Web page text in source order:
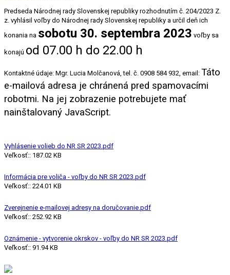
Predseda Národnej rady Slovenskej republiky rozhodnutím č. 204/2023 Z.
z. vyhlásil voľby do Národnej rady Slovenskej republiky a určil deň ich
konania na sobotu 30. septembra 2023 voľby sa
konajú od 07.00 h do 22.00 h
Kontaktné údaje: Mgr. Lucia Molčanová, tel. č. 0908 584 932, email: Táto
e-mailová adresa je chránená pred spamovacími
robotmi. Na jej zobrazenie potrebujete mať
nainštalovaný JavaScript.
Vyhlásenie volieb do NR SR 2023.pdf
Veľkosť:: 187.02 KB
Informácia pre voliča - voľby do NR SR 2023.pdf
Veľkosť:: 224.01 KB
Zverejnenie e-mailovej adresy na doručovanie.pdf
Veľkosť:: 252.92 KB
Oznámenie - vytvorenie okrskov - voľby do NR SR 2023.pdf
Veľkosť:: 91.94 KB